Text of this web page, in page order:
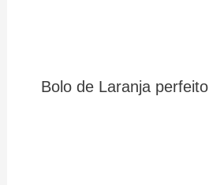
Bolo de Laranja perfeito